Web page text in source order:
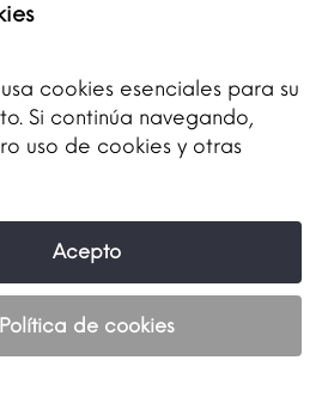
SVR
PHARMA
cookies esenciales para su
Si continúa navegando,
uso de cookies y otras
Acepto
Política de cookies